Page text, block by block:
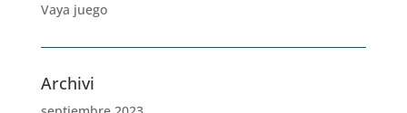
Vaya juego
Archivi